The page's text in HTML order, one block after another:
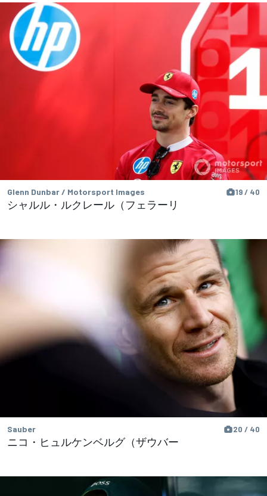
Glenn Dunbar / Motorsport Images 19 / 40
シャルル・ルクレール（フェラーリ
Sauber 20 / 40
ニコ・ヒュルケンベルグ（ザウバー